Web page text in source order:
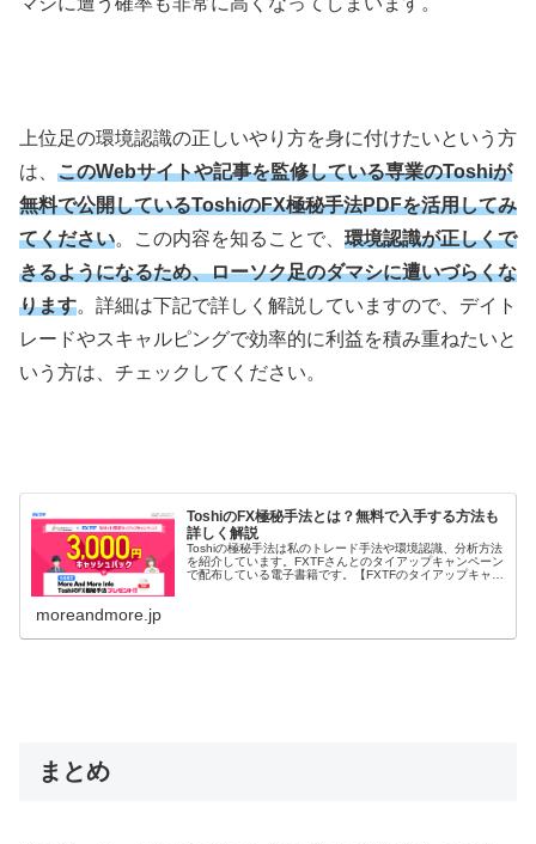
上位足の環境認識の正しいやり方を身に付けたいという方
は、 このWebサイトや記事を監修している専業のToshiが
無料で公開しているToshiのFX極秘手法PDFを活用してみ
てください。この内容を知ることで、 環境認識が正しくで
きるようになるため、ローソク足のダマシに遭いづらくな
ります。詳細は下記で詳しく解説していますので、デイト
レードやスキャルピングで効率的に利益を積み重ねたいと
いう方は、チェックしてください。
ToshiのFX極秘手法とは？無料で入手する方法も
詳しく解説
Toshiの極秘手法は私のトレード手法や環境認識、分析方法
を紹介しています。FXTFさんとのタイアップキャンペーン
で配布している電子書籍です。【FXTFのタイアップキャン
moreandmore.jp
まとめ